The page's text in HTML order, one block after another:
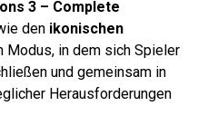
3 – Complete
den ikonischen
Modus, in dem sich Spieler
und gemeinsam in
Herausforderungen